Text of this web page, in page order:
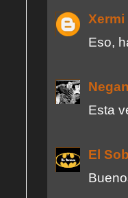
Xermi
Eso,
Esta
El